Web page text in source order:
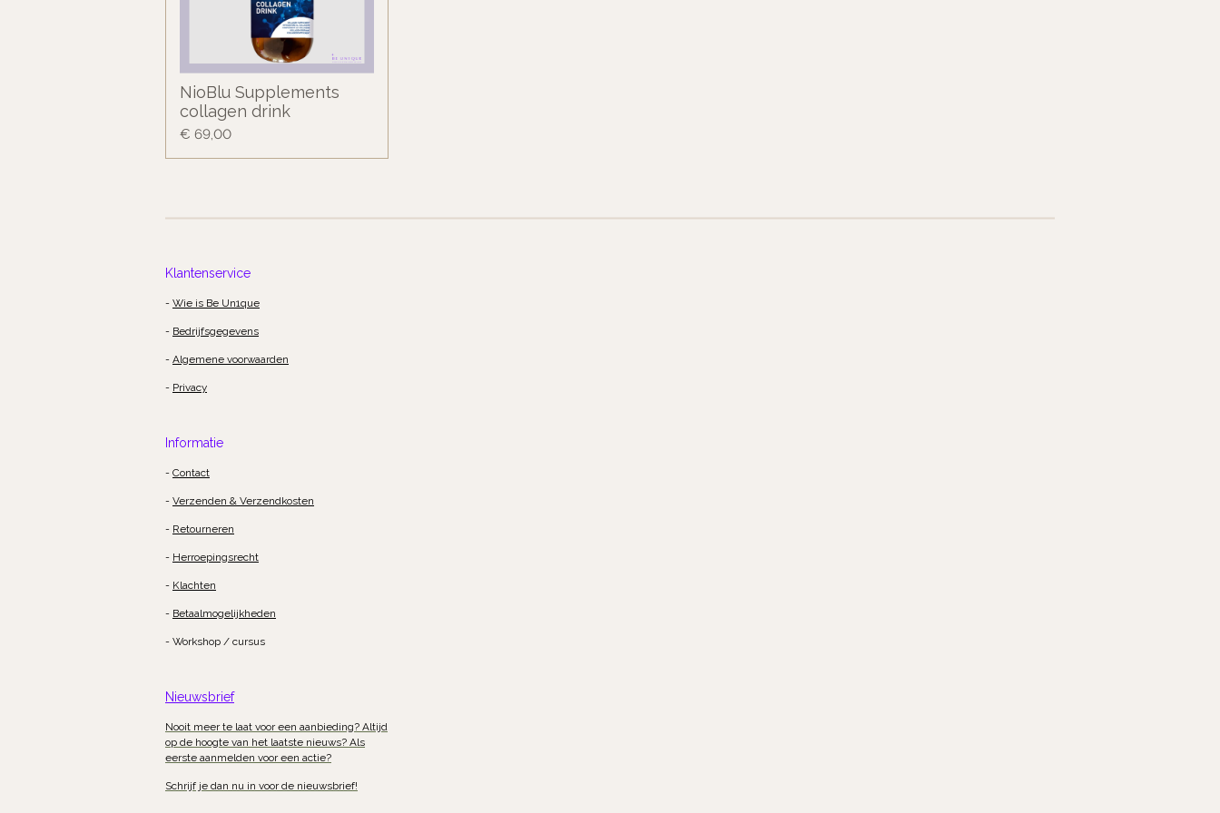
NioBlu Supplements
collagen drink
€ 69,00
Klantenservice
- Wie is Be Un1que
- Bedrijfsgegevens
- Algemene voorwaarden
- Privacy
Informatie
- Contact
- Verzenden & Verzendkosten
- Retourneren
- Herroepingsrecht
- Klachten
- Betaalmogelijkheden
- Workshop / cursus
Nieuwsbrief
Nooit meer te laat voor een aanbieding? Altijd
op de hoogte van het laatste nieuws? Als
eerste aanmelden voor een actie?
Schrijf je dan nu in voor de nieuwsbrief!